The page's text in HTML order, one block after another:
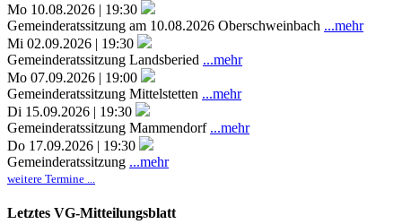
Mo 10.08.2026 | 19:30
Gemeinderatssitzung am 10.08.2026 Oberschweinbach ...mehr
Mi 02.09.2026 | 19:30
Gemeinderatssitzung Landsberied ...mehr
Mo 07.09.2026 | 19:00
Gemeinderatssitzung Mittelstetten ...mehr
Di 15.09.2026 | 19:30
Gemeinderatssitzung Mammendorf ...mehr
Do 17.09.2026 | 19:30
Gemeinderatssitzung ...mehr
weitere Termine ...
Letztes VG-Mitteilungsblatt